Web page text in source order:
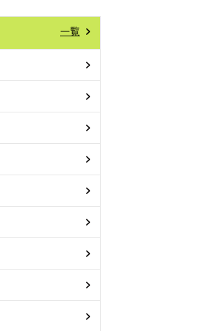
一覧